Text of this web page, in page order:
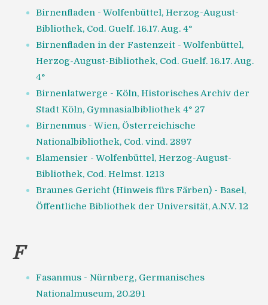
Birnenfladen - Wolfenbüttel, Herzog-August-
Bibliothek, Cod. Guelf. 16.17. Aug. 4°
Birnenfladen in der Fastenzeit - Wolfenbüttel,
Herzog-August-Bibliothek, Cod. Guelf. 16.17. Aug.
4°
Birnenlatwerge - Köln, Historisches Archiv der
Stadt Köln, Gymnasialbibliothek 4° 27
Birnenmus - Wien, Österreichische
Nationalbibliothek, Cod. vind. 2897
Blamensier - Wolfenbüttel, Herzog-August-
Bibliothek, Cod. Helmst. 1213
Braunes Gericht (Hinweis fürs Färben) - Basel,
Öffentliche Bibliothek der Universität, A.N.V. 12
F
Fasanmus - Nürnberg, Germanisches
Nationalmuseum, 20.291